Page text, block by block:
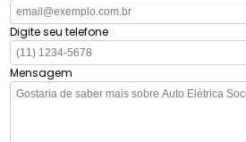
Digite seu telefone
Mensagem